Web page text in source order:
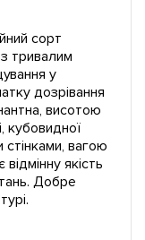
сорт
тривалим
у
дозрівання
висотою
кубовидної
вагою
якість
Добре